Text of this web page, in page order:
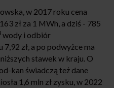
w 2017 roku cena
zł za 1 MWh, a dziś - 785
wody i odbiór
zł, a po podwyżce ma
stawek w kraju. O
kan świadczą też dane
1,6 mln zł zysku, w 2022